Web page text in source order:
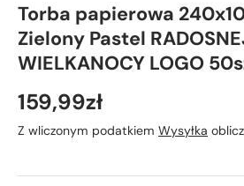
Torba papierowa
Zielony Pastel
WIELKANOCY LOGO
159,99zł
Z wliczonym podatkiem Wysyłka